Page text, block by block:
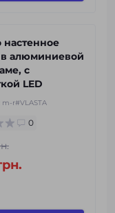
настенное
в алюминиевой
с
LED
m-r#VLASTA
0